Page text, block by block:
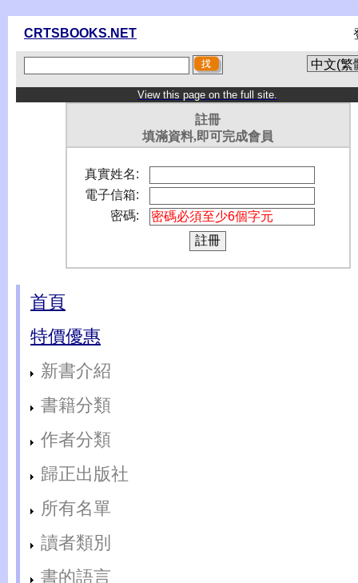
CRTSBOOKS.NET
View this page on the full site.
註冊
填滿資料,即可完成會員
真實姓名:
電子信箱:
密碼:
首頁
特價優惠
新書介紹
書籍分類
作者分類
歸正出版社
所有名單
讀者類別
書的語言